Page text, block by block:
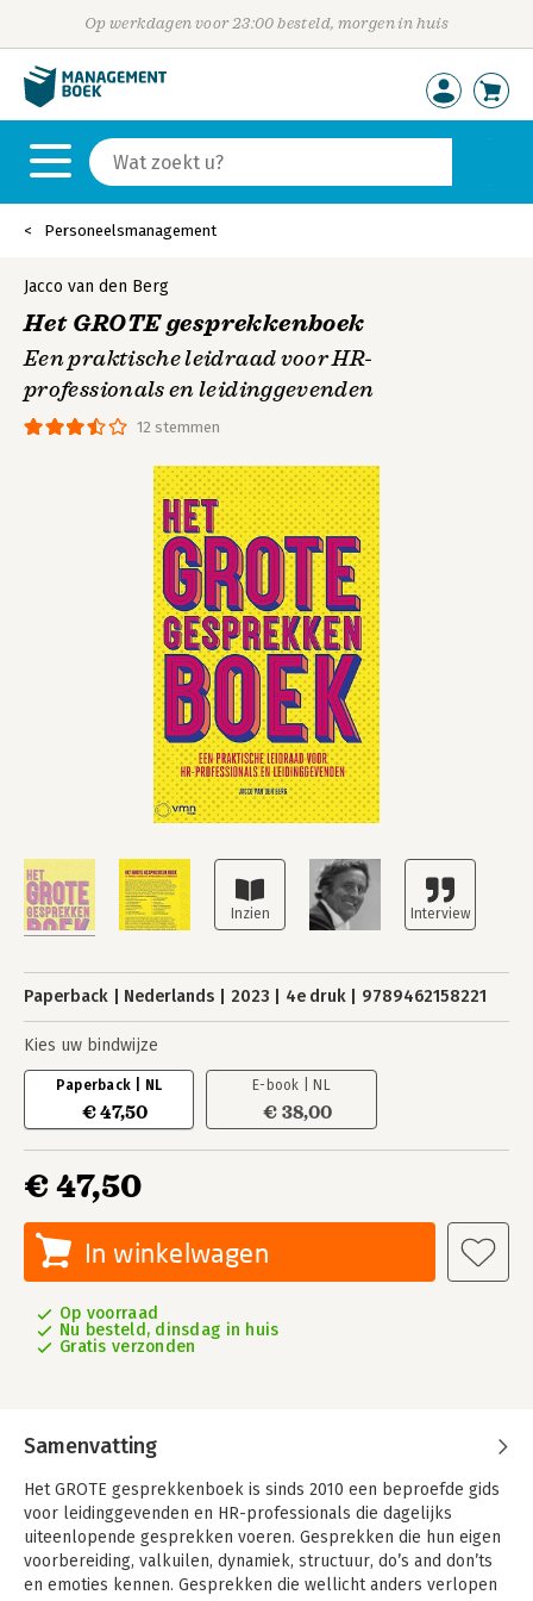
Op werkdagen voor 23:00 besteld, morgen in huis
Personeelsmanagement
12 stemmen
Jacco van den Berg
Het GROTE gesprekkenboek
Een praktische leidraad voor HR-
professionals en leidinggevenden
Paperback Nederlands 2023 4e druk 9789462158221
Kies uw bindwijze
Paperback | NL
€ 47,50
E-book | NL
€ 38,00
€ 47,50
In winkelwagen
Op voorraad
Nu besteld, dinsdag in huis
Gratis verzonden
Samenvatting
Het GROTE gesprekkenboek is sinds 2010 een beproefde gids
voor leidinggevenden en HR-professionals die dagelijks
uiteenlopende gesprekken voeren. Gesprekken die hun eigen
voorbereiding, valkuilen, dynamiek, structuur, do’s and don’ts
en emoties kennen. Gesprekken die wellicht anders verlopen